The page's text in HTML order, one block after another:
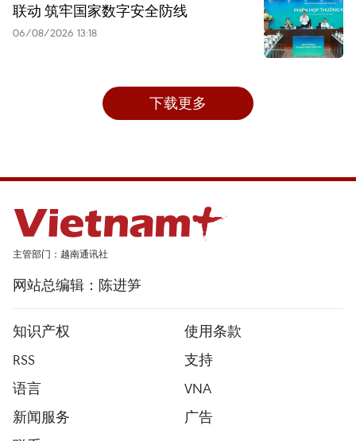
联动 筑牢国家数字安全防线
06/08/2026 13:18
下载更多
主管部门：越南通讯社
网站总编辑：陈进笋
知识产权
使用条款
RSS
支持
语言
VNA
新闻服务
广告